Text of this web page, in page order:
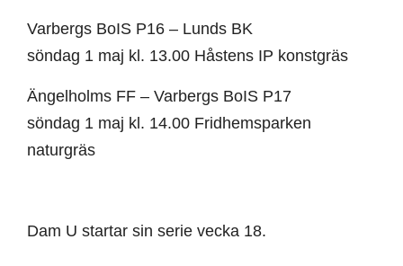
Varbergs BoIS P16 – Lunds BK
söndag 1 maj kl. 13.00 Håstens IP konstgräs
Ängelholms FF – Varbergs BoIS P17
söndag 1 maj kl. 14.00 Fridhemsparken
naturgräs
Dam U startar sin serie vecka 18.